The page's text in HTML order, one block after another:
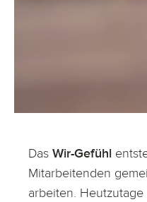
Das Wir-Gefühl
Mitarbeitenden
arbeiten.